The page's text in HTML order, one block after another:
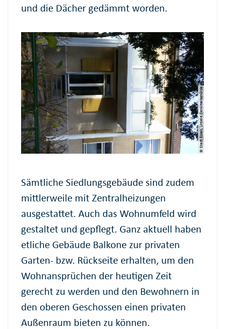
und die Dächer gedämmt worden.
© Stadt Essen, Untere Denkmalbehörde
Sämtliche Siedlungsgebäude sind zudem
mittlerweile mit Zentralheizungen
ausgestattet. Auch das Wohnumfeld wird
gestaltet und gepflegt. Ganz aktuell haben
etliche Gebäude Balkone zur privaten
Garten- bzw. Rückseite erhalten, um den
Wohnansprüchen der heutigen Zeit
gerecht zu werden und den Bewohnern in
den oberen Geschossen einen privaten
Außenraum bieten zu können.